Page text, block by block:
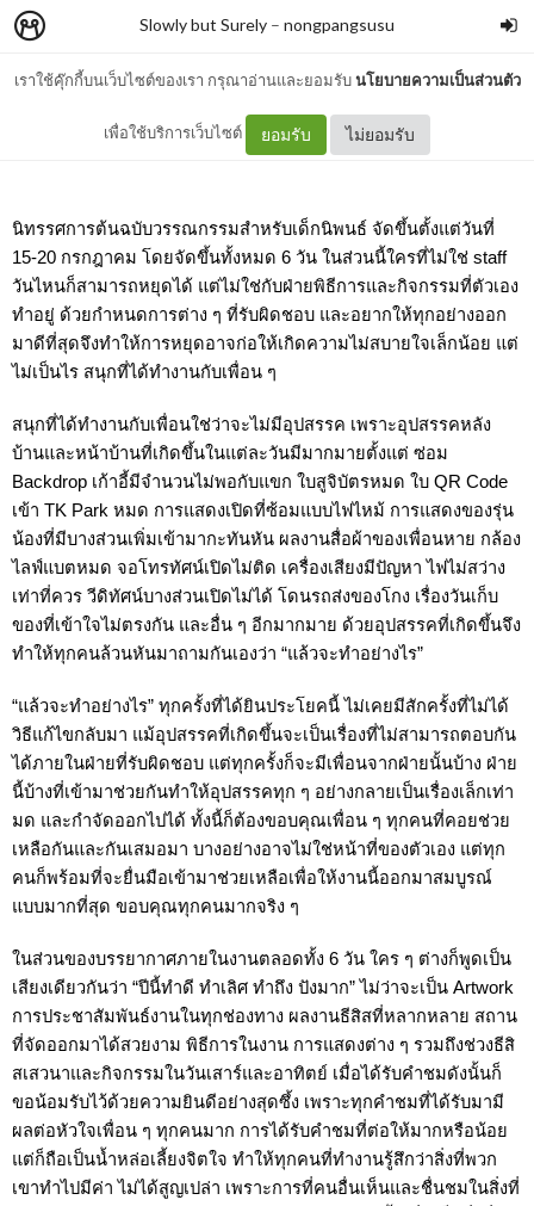
เราใช้คุ๊กกี้บนเว็บไซต์ของเรา กรุณาอ่านและยอมรับนโยบายความเป็นส่วนตัว
เพื่อใช้บริการเว็บไซต์ ยอมรับ ไม่ยอมรับ
Slowly but Surely – nongpangsusu
บุหลันลำนำ
นิทรรศการต้นฉบับวรรณกรรมสำหรับเด็กนิพนธ์ จัดขึ้นตั้งแต่วันที่
15-20 กรกฎาคม โดยจัดขึ้นทั้งหมด 6 วัน ในส่วนนี้ใครที่ไม่ใช่ staff
วันไหนก็สามารถหยุดได้ แต่ไม่ใช่กับฝ่ายพิธีการและกิจกรรมที่ตัวเอง
ทำอยู่ ด้วยกำหนดการต่าง ๆ ที่รับผิดชอบ และอยากให้ทุกอย่างออก
มาดีที่สุดจึงทำให้การหยุดอาจก่อให้เกิดความไม่สบายใจเล็กน้อย แต่
ไม่เป็นไร สนุกที่ได้ทำงานกับเพื่อน ๆ
สนุกที่ได้ทำงานกับเพื่อนใช่ว่าจะไม่มีอุปสรรค เพราะอุปสรรคหลัง
บ้านและหน้าบ้านที่เกิดขึ้นในแต่ละวันมีมากมายตั้งแต่ ซ่อม
Backdrop เก้าอี้มีจำนวนไม่พอกับแขก ใบสูจิบัตรหมด ใบ QR Code
เข้า TK Park หมด การแสดงเปิดที่ซ้อมแบบไฟไหม้ การแสดงของรุ่น
น้องที่มีบางส่วนเพิ่มเข้ามากะทันหัน ผลงานสื่อผ้าของเพื่อนหาย กล้อง
ไลฟ์แบตหมด จอโทรทัศน์เปิดไม่ติด เครื่องเสียงมีปัญหา ไฟไม่สว่าง
เท่าที่ควร วีดิทัศน์บางส่วนเปิดไม่ได้ โดนรถส่งของโกง เรื่องวันเก็บ
ของที่เข้าใจไม่ตรงกัน และอื่น ๆ อีกมากมาย ด้วยอุปสรรคที่เกิดขึ้นจึง
ทำให้ทุกคนล้วนหันมาถามกันเองว่า “แล้วจะทำอย่างไร”
“แล้วจะทำอย่างไร” ทุกครั้งที่ได้ยินประโยคนี้ ไม่เคยมีสักครั้งที่ไม่ได้
วิธีแก้ไขกลับมา แม้อุปสรรคที่เกิดขึ้นจะเป็นเรื่องที่ไม่สามารถตอบกัน
ได้ภายในฝ่ายที่รับผิดชอบ แต่ทุกครั้งก็จะมีเพื่อนจากฝ่ายนั้นบ้าง ฝ่าย
นี้บ้างที่เข้ามาช่วยกันทำให้อุปสรรคทุก ๆ อย่างกลายเป็นเรื่องเล็กเท่า
มด และกำจัดออกไปได้ ทั้งนี้ก็ต้องขอบคุณเพื่อน ๆ ทุกคนที่คอยช่วย
เหลือกันและกันเสมอมา บางอย่างอาจไม่ใช่หน้าที่ของตัวเอง แต่ทุก
คนก็พร้อมที่จะยื่นมือเข้ามาช่วยเหลือเพื่อให้งานนี้ออกมาสมบูรณ์
แบบมากที่สุด ขอบคุณทุกคนมากจริง ๆ
ในส่วนของบรรยากาศภายในงานตลอดทั้ง 6 วัน ใคร ๆ ต่างก็พูดเป็น
เสียงเดียวกันว่า “ปีนี้ทำดี ทำเลิศ ทำถึง ปังมาก” ไม่ว่าจะเป็น Artwork
การประชาสัมพันธ์งานในทุกช่องทาง ผลงานธีสิสที่หลากหลาย สถาน
ที่จัดออกมาได้สวยงาม พิธีการในงาน การแสดงต่าง ๆ รวมถึงช่วงธีสิ
สเสวนาและกิจกรรมในวันเสาร์และอาทิตย์ เมื่อได้รับคำชมดังนั้นก็
ขอน้อมรับไว้ด้วยความยินดีอย่างสุดซึ้ง เพราะทุกคำชมที่ได้รับมามี
ผลต่อหัวใจเพื่อน ๆ ทุกคนมาก การได้รับคำชมที่ต่อให้มากหรือน้อย
แต่ก็ถือเป็นน้ำหล่อเลี้ยงจิตใจ ทำให้ทุกคนที่ทำงานรู้สึกว่าสิ่งที่พวก
เขาทำไปมีค่า ไม่ได้สูญเปล่า เพราะการที่คนอื่นเห็นและชื่นชมในสิ่งที่